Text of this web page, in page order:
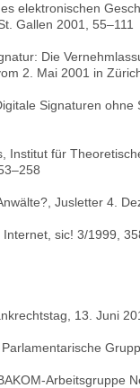
elektronischen
Gallen 2001, 55–111
Die
2. Mai 2001 in
Signaturen
Institut für
Jusletter 4.
sic! 3/1999,
13. Juni
Arbeitsgruppe